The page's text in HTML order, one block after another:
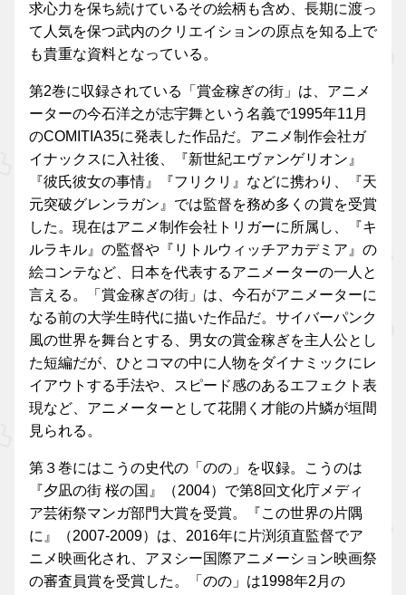
求心力を保ち続けているその絵柄も含め、長期に渡っ
て人気を保つ武内のクリエイションの原点を知る上で
も貴重な資料となっている。
第2巻に収録されている「賞金稼ぎの街」は、アニメ
ーターの今石洋之が志宇舞という名義で1995年11月
のCOMITIA35に発表した作品だ。アニメ制作会社ガ
イナックスに入社後、『新世紀エヴァンゲリオン』
『彼氏彼女の事情』『フリクリ』などに携わり、『天
元突破グレンラガン』では監督を務め多くの賞を受賞
した。現在はアニメ制作会社トリガーに所属し、『キ
ルラキル』の監督や『リトルウィッチアカデミア』の
絵コンテなど、日本を代表するアニメーターの一人と
言える。「賞金稼ぎの街」は、今石がアニメーターに
なる前の大学生時代に描いた作品だ。サイバーパンク
風の世界を舞台とする、男女の賞金稼ぎを主人公とし
た短編だが、ひとコマの中に人物をダイナミックにレ
イアウトする手法や、スピード感のあるエフェクト表
現など、アニメーターとして花開く才能の片鱗が垣間
見られる。
第３巻にはこうの史代の「のの」を収録。こうのは
『夕凪の街 桜の国』（2004）で第8回文化庁メディ
ア芸術祭マンガ部門大賞を受賞。『この世界の片隅
に』（2007-2009）は、2016年に片渕須直監督でア
ニメ映画化され、アヌシー国際アニメーション映画祭
の審査員賞を受賞した。「のの」は1998年2月の